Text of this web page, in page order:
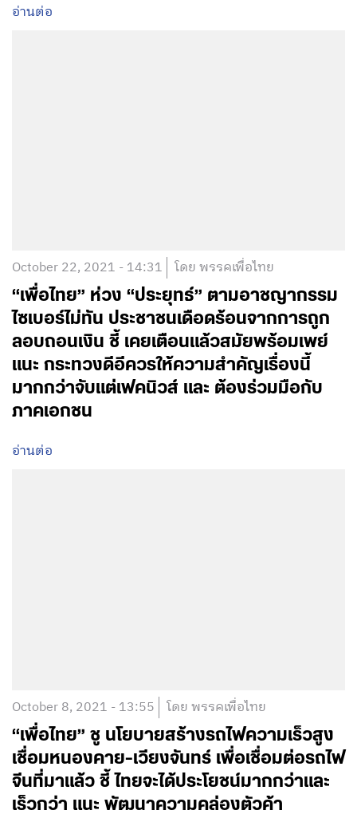
อ่านต่อ
October 22, 2021 - 14:31 โดย พรรคเพื่อไทย
“เพื่อไทย” ห่วง “ประยุทธ์” ตามอาชญากรรม
ไซเบอร์ไม่ทัน ประชาชนเดือดร้อนจากการถูก
ลอบถอนเงิน ชี้ เคยเตือนแล้วสมัยพร้อมเพย์
แนะ กระทวงดีอีควรให้ความสำคัญเรื่องนี้
มากกว่าจับแต่เฟคนิวส์ และ ต้องร่วมมือกับ
ภาคเอกชน
อ่านต่อ
October 8, 2021 - 13:55 โดย พรรคเพื่อไทย
“เพื่อไทย” ชู นโยบายสร้างรถไฟความเร็วสูง
เชื่อมหนองคาย-เวียงจันทร์ เพื่อเชื่อมต่อรถไฟ
จีนที่มาแล้ว ชี้ ไทยจะได้ประโยชน์มากกว่าและ
เร็วกว่า แนะ พัฒนาความคล่องตัวค้า